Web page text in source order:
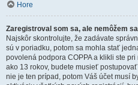
Hore
Zaregistroval som sa, ale nemôžem
Najskôr skontrolujte, že zadávate
sú v poriadku, potom sa mohla stať
povolená podpora COPPA a klikli ste
ako 13 rokov, budete musieť
nie je ten prípad, potom Váš účet musí